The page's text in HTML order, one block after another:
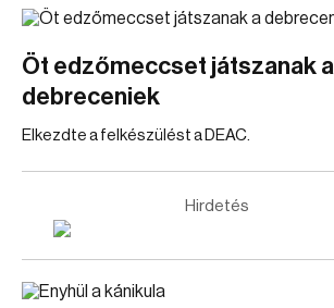
Öt edzőmeccset játszanak a
debreceniek
Elkezdte a felkészülést a DEAC.
Hirdetés